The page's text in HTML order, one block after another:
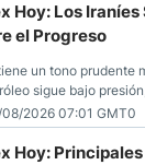
Hoy: Los
el Progreso
un tono prudente
sigue bajo
nuevas
2026 07:01 GMT0
Hoy: Principales